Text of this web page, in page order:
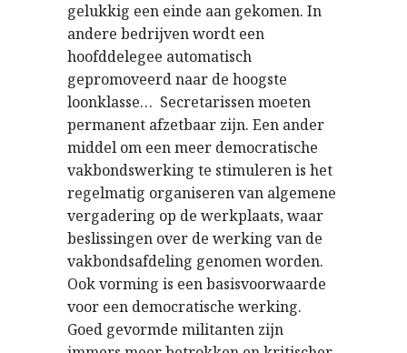
gelukkig een einde aan gekomen. In
andere bedrijven wordt een
hoofddelegee automatisch
gepromoveerd naar de hoogste
loonklasse… Secretarissen moeten
permanent afzetbaar zijn. Een ander
middel om een meer democratische
vakbondswerking te stimuleren is het
regelmatig organiseren van algemene
vergadering op de werkplaats, waar
beslissingen over de werking van de
vakbondsafdeling genomen worden.
Ook vorming is een basisvoorwaarde
voor een democratische werking.
Goed gevormde militanten zijn